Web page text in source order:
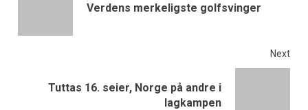
Verdens merkeligste golfsvinger
Next
Tuttas 16. seier, Norge på andre i
lagkampen